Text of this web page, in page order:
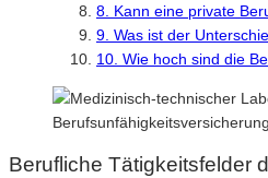
8. Kann eine private
9. Was ist der
10. Wie hoch sind die
Berufliche Tätigkeitsfelder